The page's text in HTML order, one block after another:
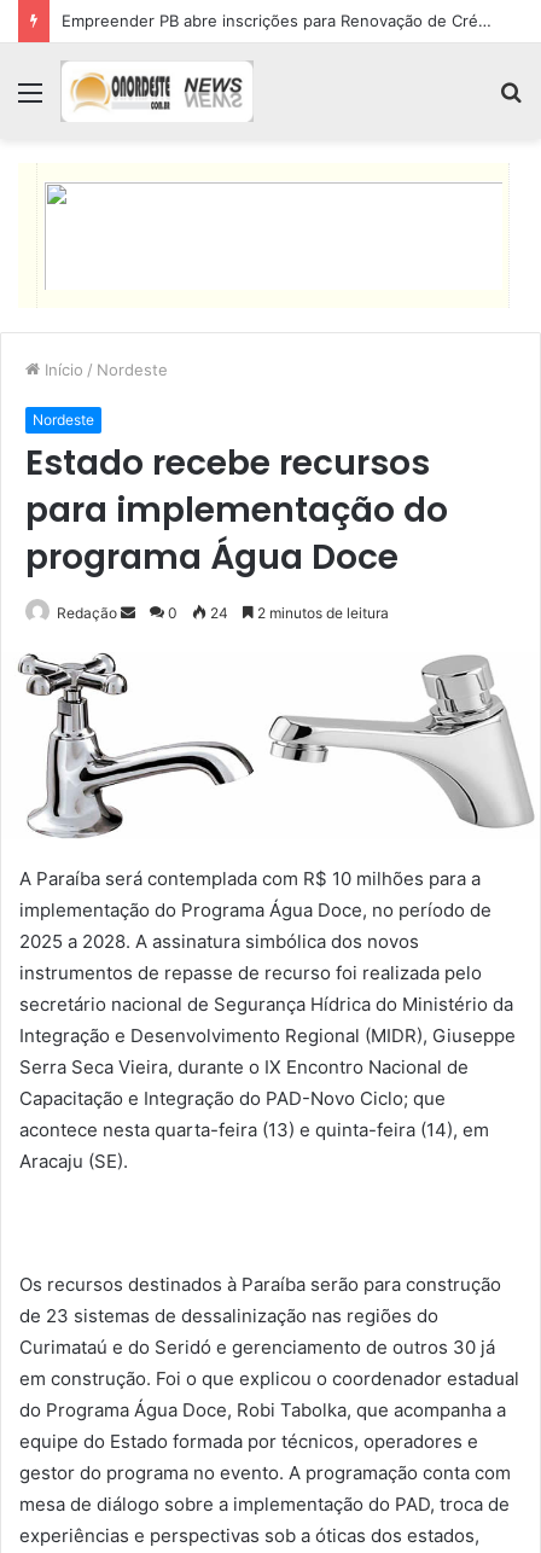
Empreender PB abre inscrições para Renovação de Crédito
Menu
Início / Nordeste
Nordeste
Estado recebe recursos
para implementação do
programa Água Doce
Redação
Mande
0 24 2 minutos de leitura
A Paraíba será contemplada com R$ 10 milhões para a
implementação do Programa Água Doce, no período de
2025 a 2028. A assinatura simbólica dos novos
instrumentos de repasse de recurso foi realizada pelo
secretário nacional de Segurança Hídrica do Ministério da
Integração e Desenvolvimento Regional (MIDR), Giuseppe
Serra Seca Vieira, durante o IX Encontro Nacional de
Capacitação e Integração do PAD-Novo Ciclo; que
acontece nesta quarta-feira (13) e quinta-feira (14), em
Aracaju (SE).
Os recursos destinados à Paraíba serão para construção
de 23 sistemas de dessalinização nas regiões do
Curimataú e do Seridó e gerenciamento de outros 30 já
em construção. Foi o que explicou o coordenador estadual
do Programa Água Doce, Robi Tabolka, que acompanha a
equipe do Estado formada por técnicos, operadores e
gestor do programa no evento. A programação conta com
mesa de diálogo sobre a implementação do PAD, troca de
experiências e perspectivas sob a óticas dos estados,